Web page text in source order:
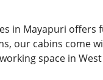
in Mayapuri
our cabins come
space in